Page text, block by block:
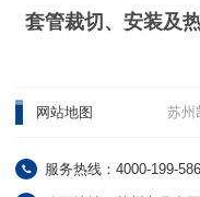
套管裁切、安装及
网站地图 苏州
服务热线：4000-199-586